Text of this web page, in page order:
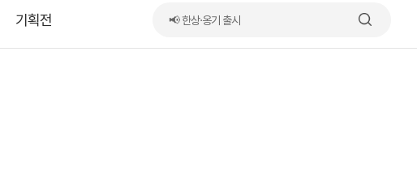
기획전 📢 한상·옹기 출시